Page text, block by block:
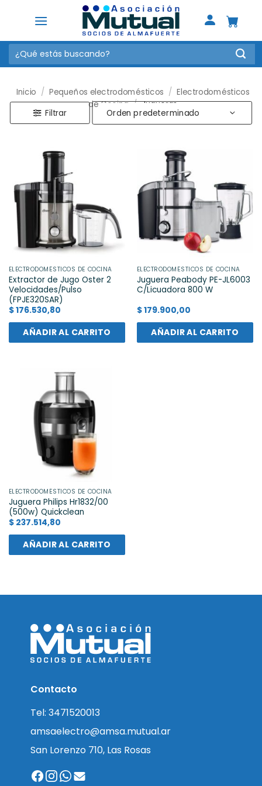
Buscar
por:
Inicio / Pequeños electrodomésticos / Electrodomésticos
de Cocina / Jugueras
Filtrar
ELECTRODOMÉSTICOS DE COCINA
Extractor de Jugo Oster 2
Velocidades/Pulso
(FPJE320SAR)
$176.530,80
AÑADIR AL CARRITO
ELECTRODOMÉSTICOS DE COCINA
Juguera Peabody PE-JL6003
C/Licuadora 800 W
$179.900,00
AÑADIR AL CARRITO
ELECTRODOMÉSTICOS DE COCINA
Juguera Philips Hr1832/00
(500w) Quickclean
$237.514,80
AÑADIR AL CARRITO
Contacto
Tel: 3471520013
amsaelectro@amsa.mutual.ar
San Lorenzo 710, Las Rosas